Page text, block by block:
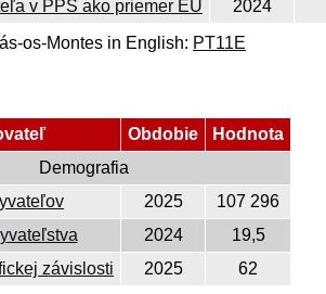
v PPS ako priemer EÚ 2024
os-Montes in English: PT11E
Obdobie
Hodnota
Demografia
2025
107 296
2024
19,5
závislosti
2025 62